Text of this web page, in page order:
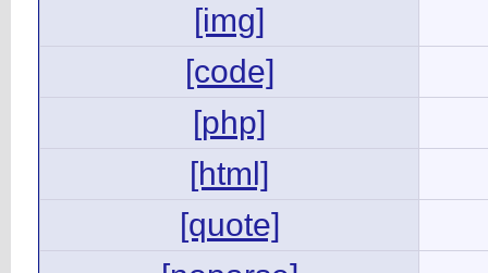
[img]
[code]
[php]
[html]
[quote]